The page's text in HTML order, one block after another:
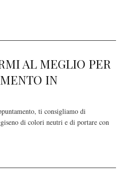
AL MEGLIO PER
IN
ti consigliamo di
di colori neutri e di portare con